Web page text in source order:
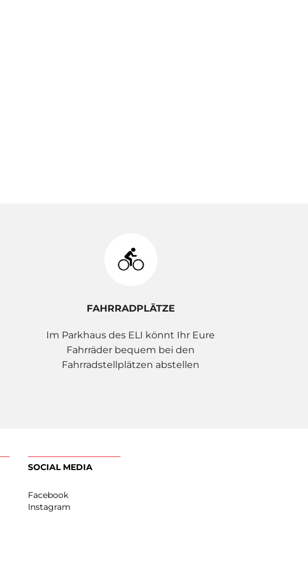
FAHRRADPLÄTZE
Im Parkhaus des ELI könnt Ihr Eure
Fahrräder bequem bei den
Fahrradstellplätzen abstellen